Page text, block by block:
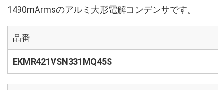
1490mArmsのアルミ大形電解コンデンサです。
品番
EKMR421VSN331MQ45S